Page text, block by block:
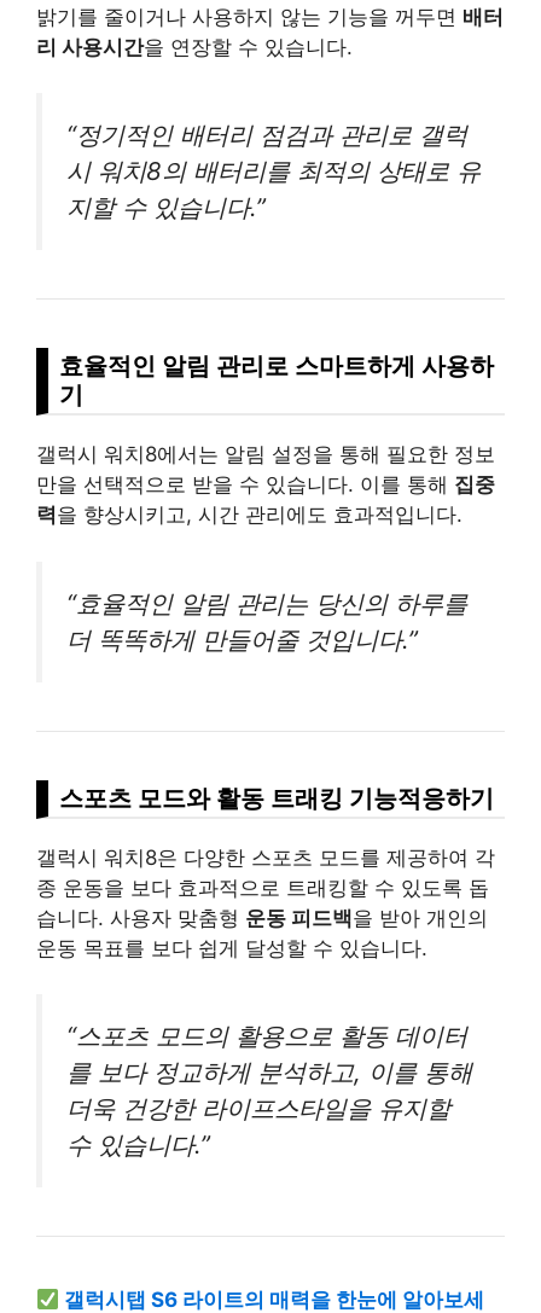
밝기를 줄이거나 사용하지 않는 기능을 꺼두면 배터
리 사용시간을 연장할 수 있습니다.
“정기적인 배터리 점검과 관리로 갤럭
시 워치8의 배터리를 최적의 상태로 유
지할 수 있습니다.”
효율적인 알림 관리로 스마트하게 사용하
기
갤럭시 워치8에서는 알림 설정을 통해 필요한 정보
만을 선택적으로 받을 수 있습니다. 이를 통해 집중
력을 향상시키고, 시간 관리에도 효과적입니다.
“효율적인 알림 관리는 당신의 하루를
더 똑똑하게 만들어줄 것입니다.”
스포츠 모드와 활동 트래킹 기능적응하기
갤럭시 워치8은 다양한 스포츠 모드를 제공하여 각
종 운동을 보다 효과적으로 트래킹할 수 있도록 돕
습니다. 사용자 맞춤형 운동 피드백을 받아 개인의
운동 목표를 보다 쉽게 달성할 수 있습니다.
“스포츠 모드의 활용으로 활동 데이터
를 보다 정교하게 분석하고, 이를 통해
더욱 건강한 라이프스타일을 유지할
수 있습니다.”
갤럭시탭 S6 라이트의 매력을 한눈에 알아보세